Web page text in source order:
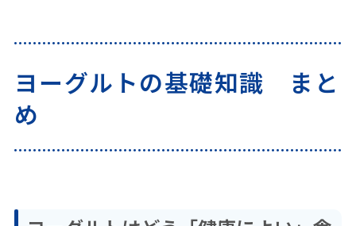
品なの？
は？
ヨーグルトの基礎知識 まと
め